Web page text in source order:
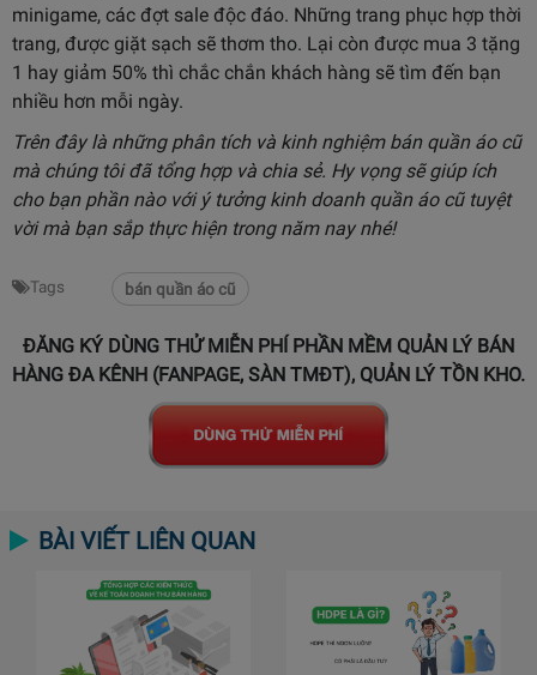
minigame, các đợt sale độc đáo. Những trang phục hợp thời
trang, được giặt sạch sẽ thơm tho. Lại còn được mua 3 tặng
1 hay giảm 50% thì chắc chắn khách hàng sẽ tìm đến bạn
nhiều hơn mỗi ngày.
Trên đây là những phân tích và kinh nghiệm bán quần áo cũ
mà chúng tôi đã tổng hợp và chia sẻ. Hy vọng sẽ giúp ích
cho bạn phần nào với ý tưởng kinh doanh quần áo cũ tuyệt
vời mà bạn sắp thực hiện trong năm nay nhé!
Tags bán quần áo cũ
ĐĂNG KÝ DÙNG THỬ MIỄN PHÍ PHẦN MỀM QUẢN LÝ BÁN
HÀNG ĐA KÊNH (FANPAGE, SÀN TMĐT), QUẢN LÝ TỒN KHO.
BÀI VIẾT LIÊN QUAN